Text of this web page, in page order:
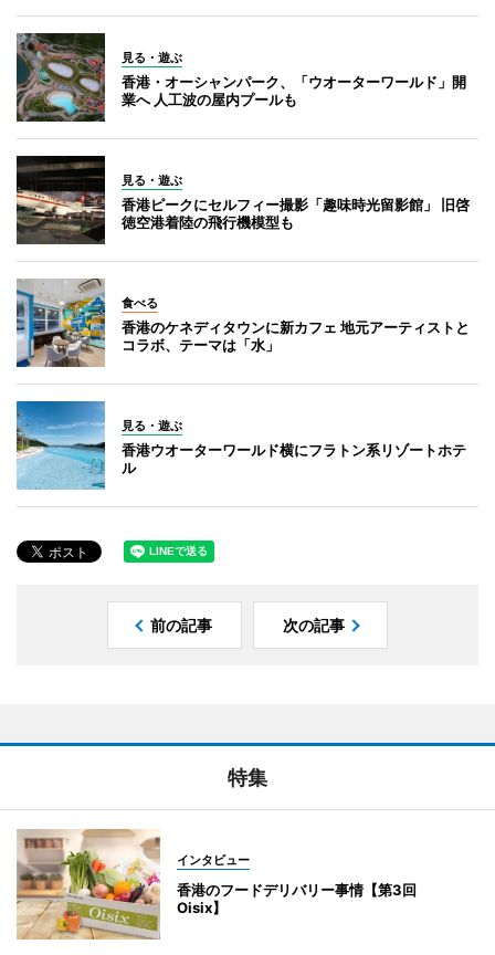
見る・遊ぶ
香港・オーシャンパーク、「ウオーターワールド」開
業へ 人工波の屋内プールも
見る・遊ぶ
香港ピークにセルフィー撮影「趣味時光留影館」 旧啓
徳空港着陸の飛行機模型も
食べる
香港のケネディタウンに新カフェ 地元アーティストと
コラボ、テーマは「水」
見る・遊ぶ
香港ウオーターワールド横にフラトン系リゾートホテ
ル
前の記事 次の記事
特集
インタビュー
香港のフードデリバリー事情【第3回
Oisix】